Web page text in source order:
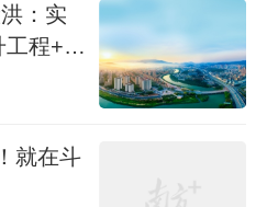
结过往经验，征集优质
”，更是一场面向未来
智慧与力量的“文化众
令”当真能“征”到好点
：实
程+五
就在斗